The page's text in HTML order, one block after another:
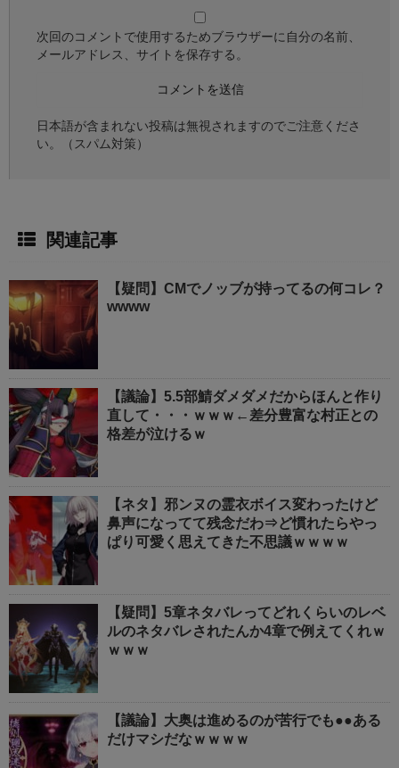
次回のコメントで使用するためブラウザーに自分の名前、
メールアドレス、サイトを保存する。
日本語が含まれない投稿は無視されますのでご注意くださ
い。（スパム対策）
関連記事
【疑問】CMでノッブが持ってるの何コレ？
wwww
【議論】5.5部鯖ダメダメだからほんと作り
直して・・・ｗｗｗ←差分豊富な村正との
格差が泣けるｗ
【ネタ】邪ンヌの霊衣ボイス変わったけど
鼻声になってて残念だわ⇒ど慣れたらやっ
ぱり可愛く思えてきた不思議ｗｗｗｗ
【疑問】5章ネタバレってどれくらいのレベ
ルのネタバレされたんか4章で例えてくれｗ
ｗｗｗ
【議論】大奥は進めるのが苦行でも●●ある
だけマシだなｗｗｗｗ